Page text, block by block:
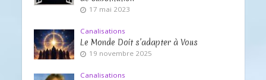
17 mai 2023
Canalisations
Le Monde Doit s’adapter à Vous
19 novembre 2025
Canalisations